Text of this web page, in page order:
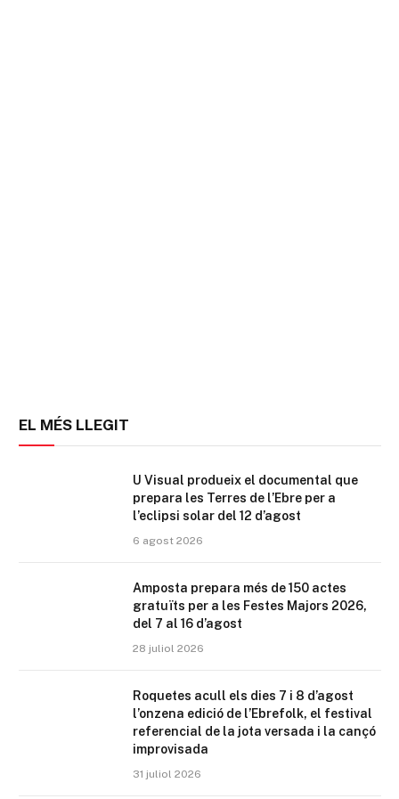
EL MÉS LLEGIT
U Visual produeix el documental que
prepara les Terres de l’Ebre per a
l’eclipsi solar del 12 d’agost
6 agost 2026
Amposta prepara més de 150 actes
gratuïts per a les Festes Majors 2026,
del 7 al 16 d’agost
28 juliol 2026
Roquetes acull els dies 7 i 8 d’agost
l’onzena edició de l’Ebrefolk, el festival
referencial de la jota versada i la cançó
improvisada
31 juliol 2026